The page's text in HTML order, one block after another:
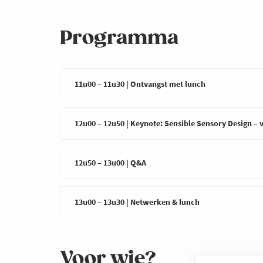
Programma
11u00 – 11u30 | Ontvangst met lunch
12u00 – 12u50 | Keynote: Sensible Sensory Design
wereld van sensory design,
doelstellingen te realiseren.
12u50 – 13u00 | Q&A
13u00 – 13u30 | Netwerken & lunch
13u30 | Voorzien einde